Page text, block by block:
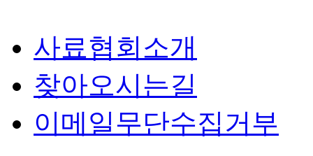
사료협회소개
찾아오시는길
이메일무단수집거부